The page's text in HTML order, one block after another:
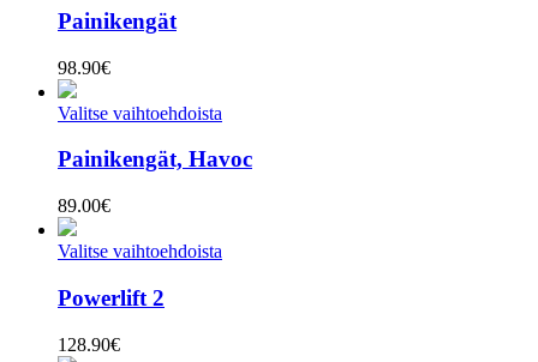
Painikengät
98.90€
Valitse vaihtoehdoista
Painikengät, Havoc
89.00€
Valitse vaihtoehdoista
Powerlift 2
128.90€